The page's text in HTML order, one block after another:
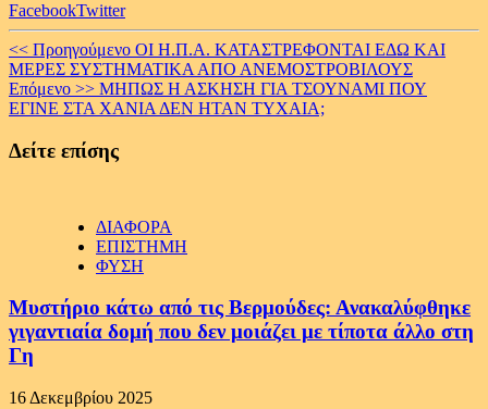
FacebookTwitter
Continue
Reading
<< Προηγούμενο ΟΙ Η.Π.Α. ΚΑΤΑΣΤΡΕΦΟΝΤΑΙ ΕΔΩ ΚΑΙ
ΜΕΡΕΣ ΣΥΣΤΗΜΑΤΙΚΑ ΑΠΟ ΑΝΕΜΟΣΤΡΟΒΙΛΟΥΣ
Επόμενο >> ΜΗΠΩΣ Η ΑΣΚΗΣΗ ΓΙΑ ΤΣΟΥΝΑΜΙ ΠΟΥ
ΕΓΙΝΕ ΣΤΑ ΧΑΝΙΑ ΔΕΝ ΗΤΑΝ ΤΥΧΑΙΑ;
Δείτε επίσης
ΔΙΑΦΟΡΑ
ΕΠΙΣΤΗΜΗ
ΦΥΣΗ
Μυστήριο κάτω από τις Βερμούδες: Ανακαλύφθηκε
γιγαντιαία δομή που δεν μοιάζει με τίποτα άλλο στη
Γη
16 Δεκεμβρίου 2025